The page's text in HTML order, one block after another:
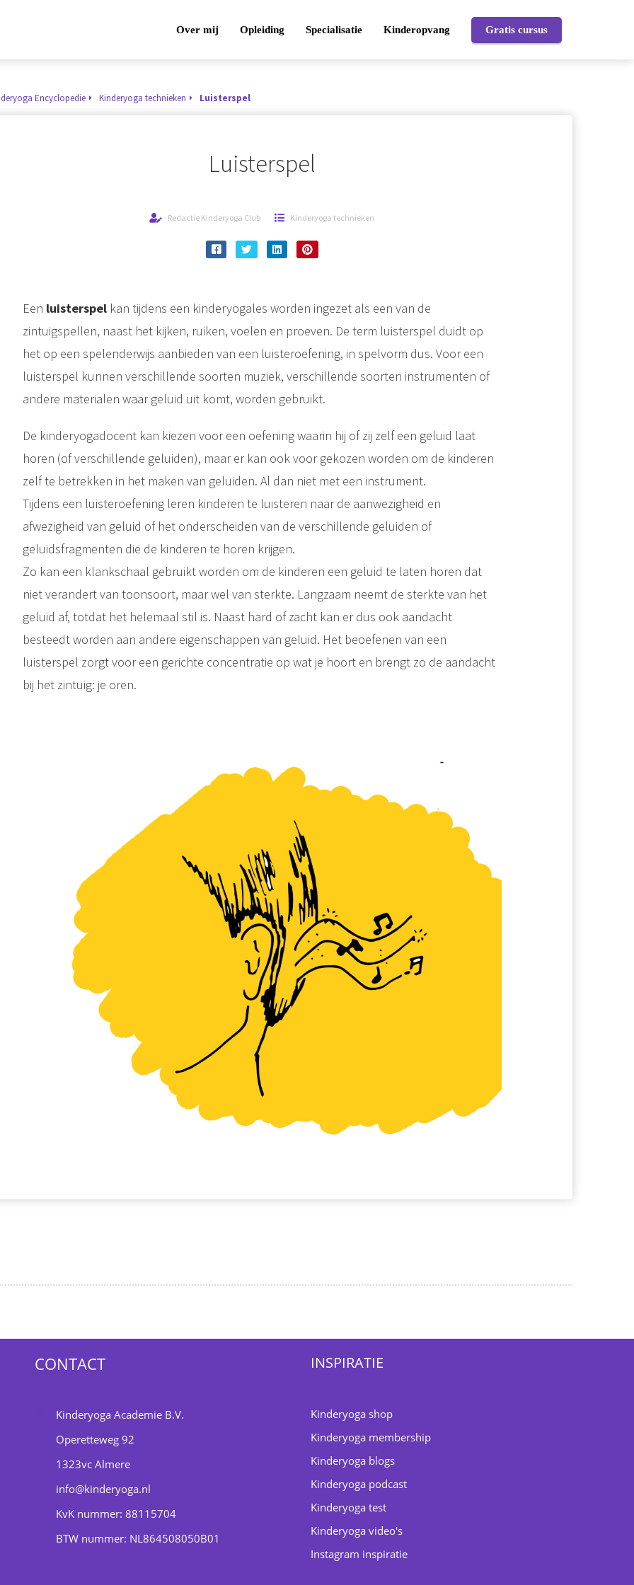
Over mij Opleiding Specialisatie Kinderopvang Gratis cursus
Encyclopedie Kinderyoga technieken Luisterspel
Luisterspel
Redactie Kinderyoga Club Kinderyoga technieken
Een luisterspel kan tijdens een kinderyogales worden ingezet als een van de
zintuigspellen, naast het kijken, ruiken, voelen en proeven. De term luisterspel duidt op
het op een spelenderwijs aanbieden van een luisteroefening, in spelvorm dus. Voor een
luisterspel kunnen verschillende soorten muziek, verschillende soorten instrumenten of
andere materialen waar geluid uit komt, worden gebruikt.
De kinderyogadocent kan kiezen voor een oefening waarin hij of zij zelf een geluid laat
horen (of verschillende geluiden), maar er kan ook voor gekozen worden om de kinderen
zelf te betrekken in het maken van geluiden. Al dan niet met een instrument.
Tijdens een luisteroefening leren kinderen te luisteren naar de aanwezigheid en
afwezigheid van geluid of het onderscheiden van de verschillende geluiden of
geluidsfragmenten die de kinderen te horen krijgen.
Zo kan een klankschaal gebruikt worden om de kinderen een geluid te laten horen dat
niet verandert van toonsoort, maar wel van sterkte. Langzaam neemt de sterkte van het
geluid af, totdat het helemaal stil is. Naast hard of zacht kan er dus ook aandacht
besteedt worden aan andere eigenschappen van geluid. Het beoefenen van een
luisterspel zorgt voor een gerichte concentratie op wat je hoort en brengt zo de aandacht
bij het zintuig: je oren.
CONTACT INSPIRATIE
Kinderyoga Academie B.V.
Operetteweg 92
1323vc Almere
info@kinderyoga.nl
KvK nummer: 88115704
BTW nummer: NL864508050B01
Kinderyoga shop
Kinderyoga membership
Kinderyoga blogs
Kinderyoga podcast
Kinderyoga test
Kinderyoga video's
Instagram inspiratie